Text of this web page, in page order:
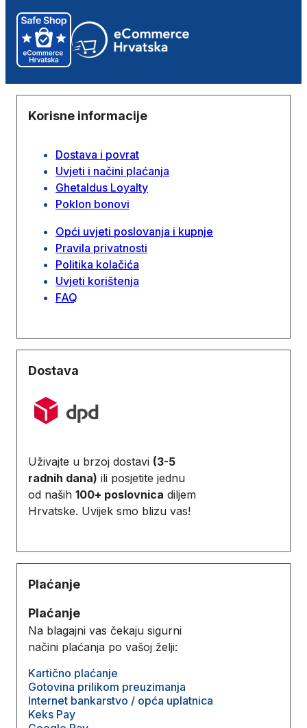
Korisne informacije
Dostava i povrat
Uvjeti i načini plaćanja
Ghetaldus Loyalty
Poklon bonovi
Opći uvjeti poslovanja i kupnje
Pravila privatnosti
Politika kolačića
Uvjeti korištenja
FAQ
Dostava
Uživajte u brzoj dostavi (3-5
radnih dana) ili posjetite jednu
od naših 100+ poslovnica diljem
Hrvatske. Uvijek smo blizu vas!
Plaćanje
Plaćanje
Na blagajni vas čekaju sigurni
načini plaćanja po vašoj želji:
Kartično plaćanje
Gotovina prilikom preuzimanja
Internet bankarstvo / opća uplatnica
Keks Pay